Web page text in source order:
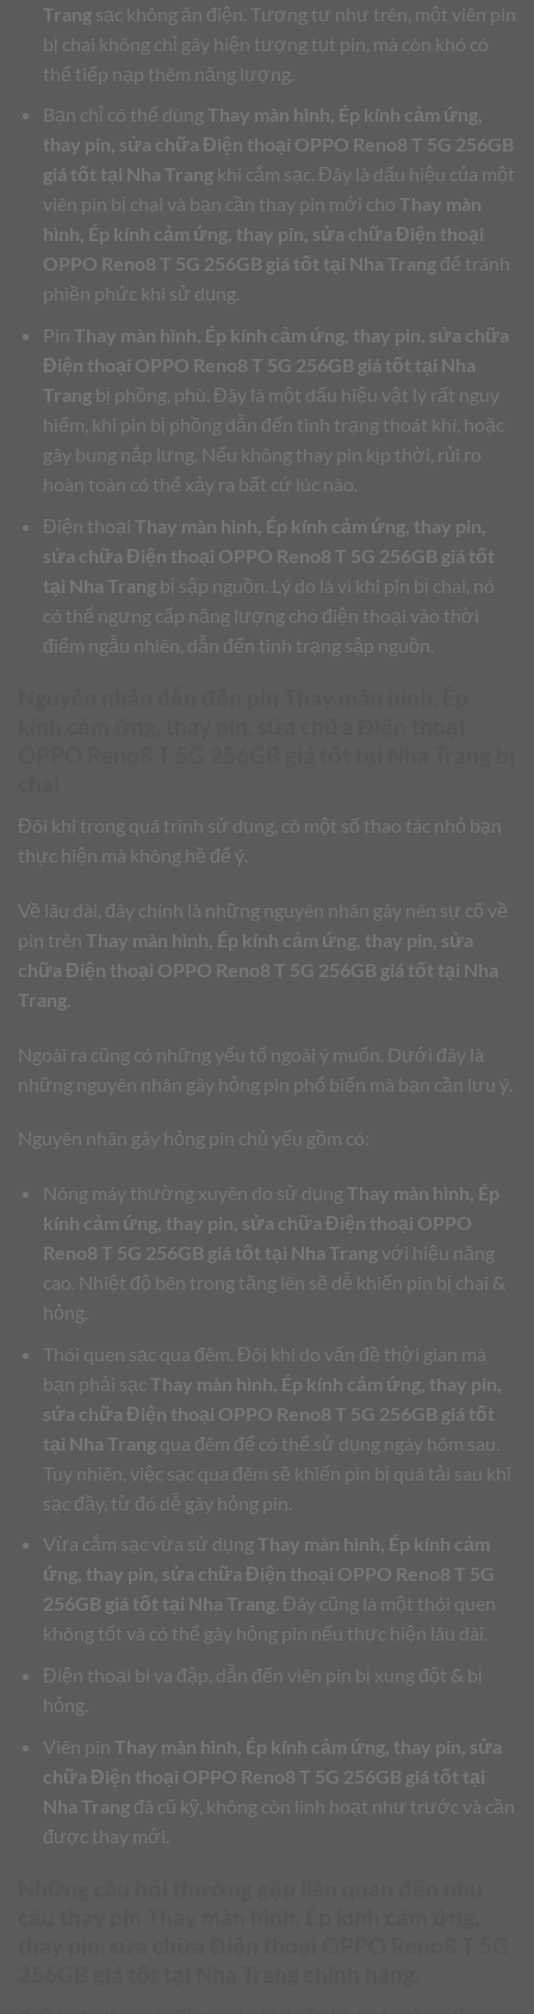
Trangsạc không ăn điện. Tương tự như trên, một viên pin
bị chai không chỉ gây hiện tượng tụt pin, mà còn khó có
thể tiếp nạp thêm năng lượng.
Bạn chỉ có thể dùng Thay màn hình, Ép kính cảm ứng,
thay pin, sửa chữa Điện thoại OPPO Reno8 T 5G 256GB
giá tốt tại Nha Trangkhi cắm sạc. Đây là dấu hiệu của một
viên pin bị chai và bạn cần thay pin mới cho Thay màn
hình, Ép kính cảm ứng, thay pin, sửa chữa Điện thoại
OPPO Reno8 T 5G 256GB giá tốt tại Nha Trangđể tránh
phiền phức khi sử dụng.
Pin Thay màn hình, Ép kính cảm ứng, thay pin, sửa chữa
Điện thoại OPPO Reno8 T 5G 256GB giá tốt tại Nha
Trangbị phồng, phù. Đây là một dấu hiệu vật lý rất nguy
hiểm, khi pin bị phồng dẫn đến tình trạng thoát khí, hoặc
gây bung nắp lưng. Nếu không thay pin kịp thời, rủi ro
hoàn toàn có thể xảy ra bất cứ lúc nào.
Điện thoại Thay màn hình, Ép kính cảm ứng, thay pin,
sửa chữa Điện thoại OPPO Reno8 T 5G 256GB giá tốt
tại Nha Trangbị sập nguồn. Lý do là vì khi pin bị chai, nó
có thể ngưng cấp năng lượng cho điện thoại vào thời
điểm ngẫu nhiên, dẫn đến tình trạng sập nguồn.
Đôi khi trong quá trình sử dụng, có một số thao tác nhỏ bạn
thực hiện mà không hề để ý.
Về lâu dài, đây chính là những nguyên nhân gây nên sự cố về
pin trên Thay màn hình, Ép kính cảm ứng, thay pin, sửa
chữa Điện thoại OPPO Reno8 T 5G 256GB giá tốt tại Nha
Trang
Ngoài ra cũng có những yếu tố ngoài ý muốn. Dưới đây là
những nguyên nhân gây hỏng pin phổ biến mà bạn cần lưu ý.
Nguyên nhân gây hỏng pin chủ yếu gồm có:
Nóng máy thường xuyên do sử dụng Thay màn hình, Ép
kính cảm ứng, thay pin, sửa chữa Điện thoại OPPO
Reno8 T 5G 256GB giá tốt tại Nha Trangvới hiệu năng
cao. Nhiệt độ bên trong tăng lên sẽ dễ khiến pin bị chai &
hỏng.
Thói quen sạc qua đêm. Đôi khi do vấn đề thời gian mà
bạn phải sạc Thay màn hình, Ép kính cảm ứng, thay pin,
sửa chữa Điện thoại OPPO Reno8 T 5G 256GB giá tốt
tại Nha Trangqua đêm để có thể sử dụng ngày hôm sau.
Tuy nhiên, việc sạc qua đêm sẽ khiến pin bị quá tải sau khi
sạc đầy, từ đó dễ gây hỏng pin.
Vừa cắm sạc vừa sử dụng Thay màn hình, Ép kính cảm
ứng, thay pin, sửa chữa Điện thoại OPPO Reno8 T 5G
256GB giá tốt tại Nha Trang. Đây cũng là một thói quen
không tốt và có thể gây hỏng pin nếu thực hiện lâu dài.
Điện thoại bi va đập, dẫn đến viên pin bị xung đột & bị
hỏng.
Viên pin Thay màn hình, Ép kính cảm ứng, thay pin, sửa
chữa Điện thoại OPPO Reno8 T 5G 256GB giá tốt tại
Nha Trangđã cũ kỹ, không còn linh hoạt như trước và cần
được thay mới.